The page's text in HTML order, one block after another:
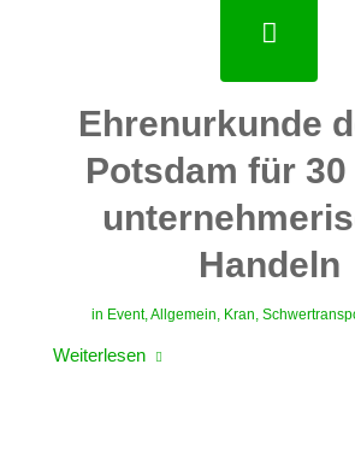
Ehrenurkunde
Potsdam für
Handeln
in Event,Allgemein, Kran,
Weiterlesen